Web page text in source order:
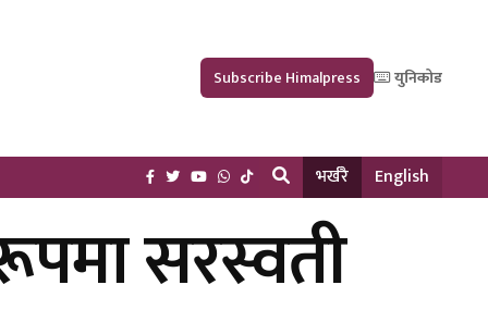
Subscribe Himalpress युनिकोड
भर्खरै English
सरस्वती